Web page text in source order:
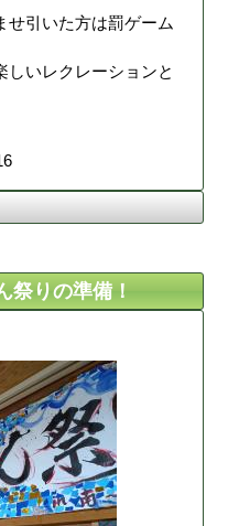
せ引いた方は罰ゲーム
しいレクレーションと
りの準備！